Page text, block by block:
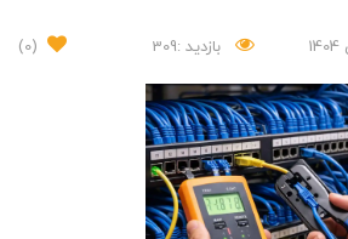
(0) بازدید :309